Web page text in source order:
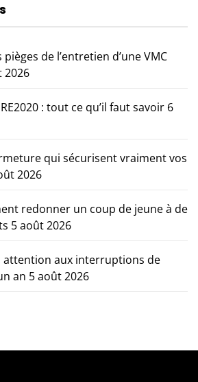
de l’entretien d’une VMC
2026
: tout ce qu’il faut savoir 6
qui sécurisent vraiment vos
2026
redonner un coup de jeune à de
5 août 2026
attention aux interruptions de
an 5 août 2026